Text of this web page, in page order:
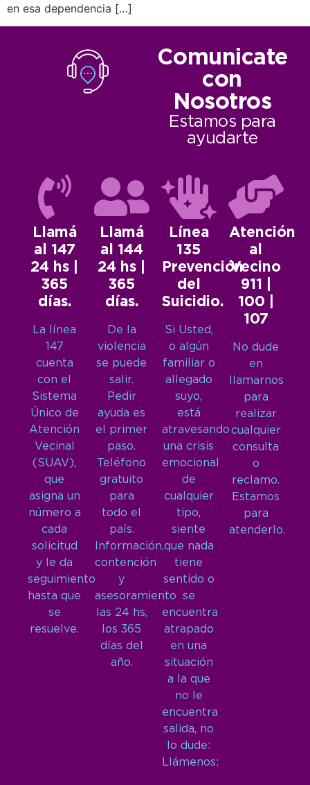
en esa dependencia […]
Comunicate
con
Nosotros
Estamos para
ayudarte
Llamá
al 147
24 hs |
365
días.
La línea
147
cuenta
con el
Sistema
Único de
Atención
Vecinal
(SUAV),
que
asigna un
número a
cada
solicitud
y le da
seguimiento
hasta que
se
resuelve.
Llamá
al 144
24 hs |
365
días.
De la
violencia
se puede
salir.
Pedir
ayuda es
el primer
paso.
Teléfono
gratuito
para
todo el
país.
Información,
contención
y
asesoramiento
las 24 hs,
los 365
días del
año.
Línea
135
Prevención
del
Suicidio.
Si Usted,
o algún
familiar o
allegado
suyo,
está
atravesando
una crisis
emocional
de
cualquier
tipo,
siente
que nada
tiene
sentido o
se
encuentra
atrapado
en una
situación
a la que
no le
encuentra
salida, no
lo dude:
Llámenos:
Atención
al
Vecino
911 |
100 |
107
No dude
en
llamarnos
para
realizar
cualquier
consulta
o
reclamo.
Estamos
para
atenderlo.